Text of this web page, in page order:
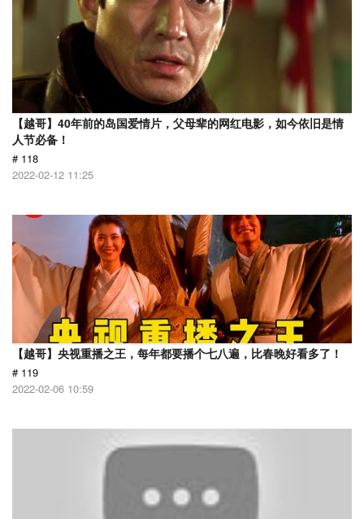
【越哥】40年前的岛国爱情片，父母辈的网红电影，如今依旧是情
人节必备！
# 118
2022-02-12 11:25
【越哥】央视重播之王，每年都要播个七八遍，比春晚好看多了！
# 119
2022-02-06 10:59